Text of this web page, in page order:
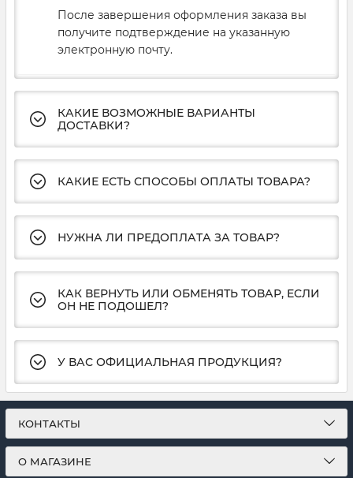
После завершения оформления заказа вы
получите подтверждение на указанную
электронную почту.
КАКИЕ ВОЗМОЖНЫЕ ВАРИАНТЫ
ДОСТАВКИ?
КАКИЕ ЕСТЬ СПОСОБЫ ОПЛАТЫ ТОВАРА?
НУЖНА ЛИ ПРЕДОПЛАТА ЗА ТОВАР?
КАК ВЕРНУТЬ ИЛИ ОБМЕНЯТЬ ТОВАР, ЕСЛИ
ОН НЕ ПОДОШЕЛ?
У ВАС ОФИЦИАЛЬНАЯ ПРОДУКЦИЯ?
КОНТАКТЫ
О МАГАЗИНЕ